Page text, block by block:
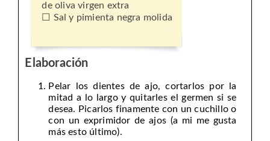
de oliva virgen extra
Sal y pimienta negra molida
Elaboración
Pelar los dientes de ajo, cortarlos por la
mitad a lo largo y quitarles el germen si se
desea. Picarlos finamente con un cuchillo o
con un exprimidor de ajos (a mi me gusta
más esto último).